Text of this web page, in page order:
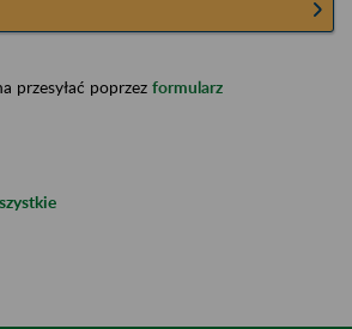
przesyłać poprzez formularz